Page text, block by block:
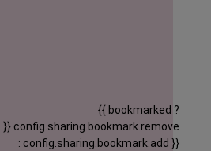
}}
{{ bookmarked ?
config.sharing.bookmark.remove
: config.sharing.bookmark.add }}